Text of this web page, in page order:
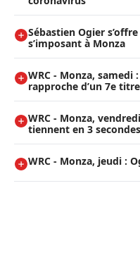
Sébastien Ogier
s’imposant à Monza
WRC - Monza, samedi
rapproche d’un 7e titre
WRC - Monza,
tiennent en 3
WRC - Monza, jeudi :